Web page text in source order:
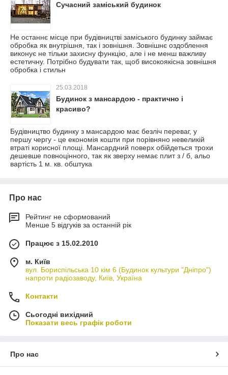
Сучасний заміський будинок
Не останнє місце при будівництві заміського будинку займає
обробка як внутрішня, так і зовнішня. Зовнішнє оздоблення
виконує не тільки захисну функцію, але і не менш важливу
естетичну. Потрібно будувати так, щоб високоякісна зовнішня
обробка і стильн
25.03.2018
Будинок з мансардою - практично і
красиво?
Будівництво будинку з мансардою має безліч переваг, у
першу чергу - це економія кошти при порівняно невеликій
втраті корисної площі. Мансардний поверх обійдеться трохи
дешевше повноцінного, так як зверху немає плит з / б, альо
вартість 1 м. кв. обштука
Про нас
Рейтинг не сформований
Менше 5 відгуків за останній рік
Працює з 15.02.2010
м. Київ
вул. Бориспільська 10 кім 6 (Будинок культури "Дніпро")
напроти радіозаводу, Київ, Україна
Контакти
Сьогодні вихідний
Показати весь графік роботи
Про нас